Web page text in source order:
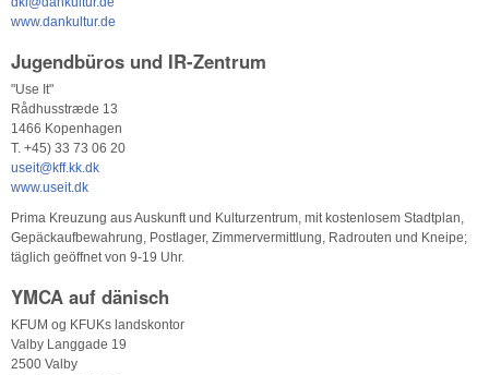
www.dankultur.de
Jugendbüros und IR-Zentrum
"Use It"
Rådhusstræde 13
1466 Kopenhagen
T. +45) 33 73 06 20
useit@kff.kk.dk
www.useit.dk
Prima Kreuzung aus Auskunft und Kulturzentrum, mit kostenlosem Stadtplan,
Gepäckaufbewahrung, Postlager, Zimmervermittlung, Radrouten und Kneipe;
täglich geöffnet von 9-19 Uhr.
YMCA auf dänisch
KFUM og KFUKs landskontor
Valby Langgade 19
2500 Valby